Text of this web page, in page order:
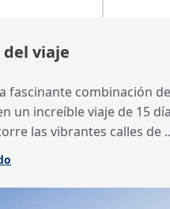
viaje
fascinante combinación
un increíble viaje de 15
las vibrantes calles de